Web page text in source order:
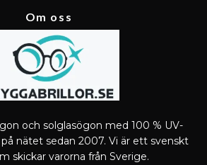
Om oss
och solglasögon med 100 % UV-
nätet sedan 2007. Vi är ett svenskt
skickar varorna från Sverige.